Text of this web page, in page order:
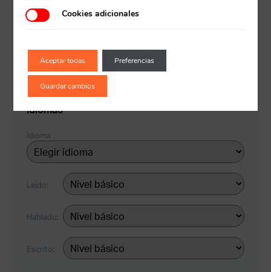
Idiomas
Idioma
Leído:
Hablado:
Escrito:
Cookies adicionales
Aceptar todas Preferencias
Guardar cambios